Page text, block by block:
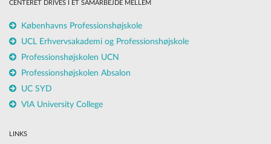
CENTERET DRIVES I ET SAMARBEJDE MELLEM
Københavns Professionshøjskole
UCL Erhvervsakademi og Professionshøjskole
Professionshøjskolen UCN
Professionshøjskolen Absalon
UC SYD
VIA University College
LINKS